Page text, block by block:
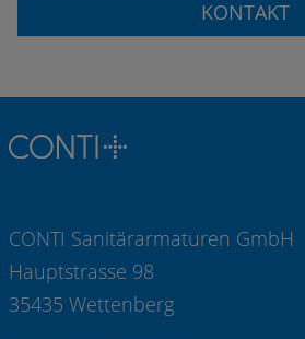
KONTAKT
CONTI Sanitärarmaturen GmbH
Hauptstrasse 98
35435 Wettenberg